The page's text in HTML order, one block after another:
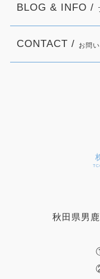
秋田県男
BLOG & INFO /
CONTACT / お問